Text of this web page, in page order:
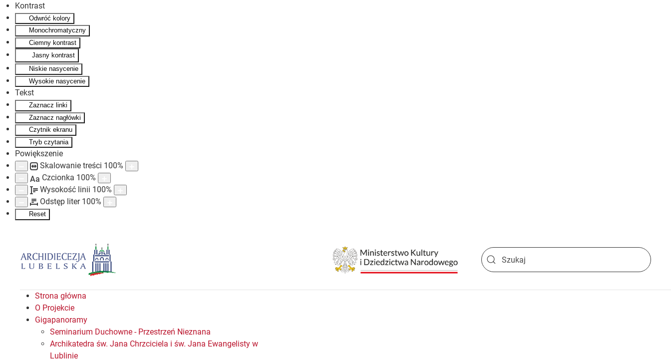
Kontrast
Odwróć kolory
Monochromatyczny
Ciemny kontrast
Jasny kontrast
Niskie nasycenie
Wysokie nasycenie
Tekst
Zaznacz linki
Zaznacz nagłówki
Czytnik ekranu
Tryb czytania
Powiększenie
Skalowanie treści 100%
Aa Czcionka 100%
Wysokość linii 100%
Odstęp liter 100%
Reset
Skip to main content
Strona główna
O Projekcie
Gigapanoramy
Seminarium Duchowne - Przestrzeń Nieznana
Archikatedra św. Jana Chrzciciela i św. Jana Ewangelisty w
Lublinie